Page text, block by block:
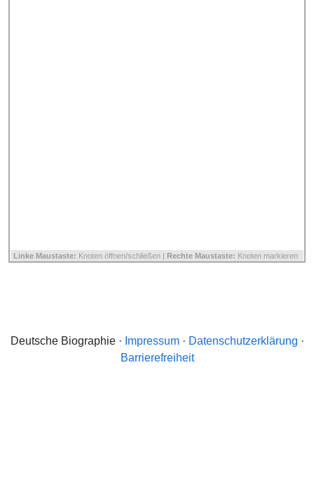
Linke Maustaste: Knoten öffnen/schließen | Rechte Maustaste: Knoten markieren
Deutsche Biographie · Impressum· Datenschutzerklärung ·
Barrierefreiheit